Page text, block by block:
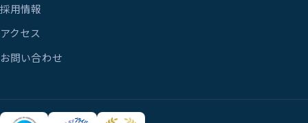
採用情報
アクセス
お問い合わせ